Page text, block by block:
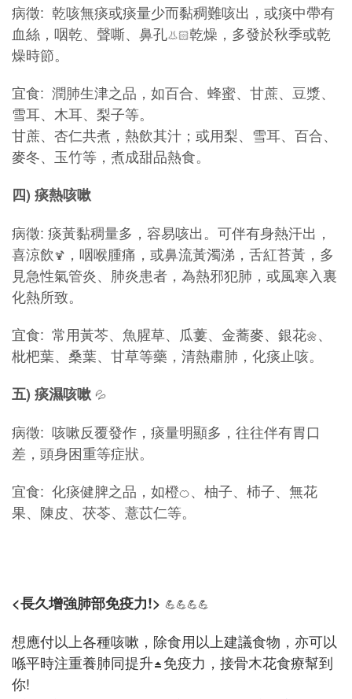
病徵: 乾咳無痰或痰量少而黏稠難咳出，或痰中帶有
血絲，咽乾、聲嘶、鼻孔👃🏻乾燥，多發於秋季或乾
燥時節。
宜食: 潤肺生津之品，如百合、蜂蜜、甘蔗、豆漿、
雪耳、木耳、梨子等。
甘蔗、杏仁共煮，熱飲其汁；或用梨、雪耳、百合、
麥冬、玉竹等，煮成甜品熱食。
四) 痰熱咳嗽
病徵: 痰黃黏稠量多，容易咳出。可伴有身熱汗出，
喜涼飲🍹 ，咽喉腫痛，或鼻流黃濁涕，舌紅苔黃，多
見急性氣管炎、肺炎患者，為熱邪犯肺，或風寒入裏
化熱所致。
宜食: 常用黃芩、魚腥草、瓜蔞、金蕎麥、銀花🌼、
枇杷葉、桑葉、甘草等藥，清熱肅肺，化痰止咳。
五) 痰濕咳嗽 💦
病徵: 咳嗽反覆發作，痰量明顯多，往往伴有胃口
差，頭身困重等症狀。
宜食: 化痰健脾之品，如橙🍊、柚子、杮子、無花
果、陳皮、茯苓、薏苡仁等。
<長久增強肺部免疫力!> 💪💪💪💪
想應付以上各種咳嗽，除食用以上建議食物，亦可以
喺平時注重養肺同提升⏏️ 免疫力，接骨木花食療幫到
你!